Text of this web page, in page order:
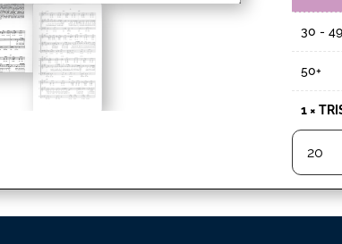
30 - 49
50+
1 ×
quantité
(la)